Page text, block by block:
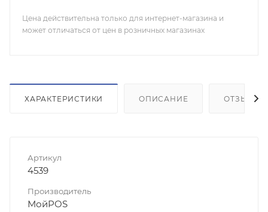
Цена действительна только для интернет-магазина и
может отличаться от цен в розничных магазинах
ХАРАКТЕРИСТИКИ ОПИСАНИЕ ОТЗЫВЫ
Артикул
4539
Производитель
МойPOS